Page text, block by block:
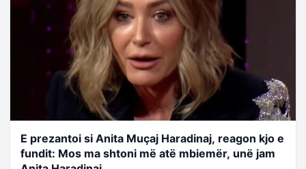
E prezantoi si Anita Muçaj Haradinaj, reagon kjo e
fundit: Mos ma shtoni më atë mbiemër, unë jam